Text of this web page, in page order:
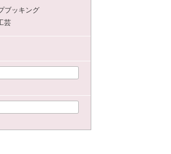
ブッキング
芸